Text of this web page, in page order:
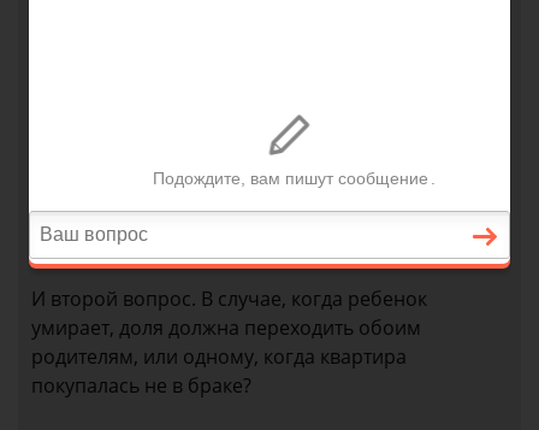
сделки объявляется жена и заявляет свои права
на квартиру? Заявления о гражданском состоянии
от мужа нам недостаточно, ведь в этом случае
муж будет признан мошенником, квартиру у нас
отнимут и деньги отдадут через 30 лет.
И второй вопрос. В случае, когда ребенок
умирает, доля должна переходить обоим
родителям, или одному, когда квартира
покупалась не в браке?